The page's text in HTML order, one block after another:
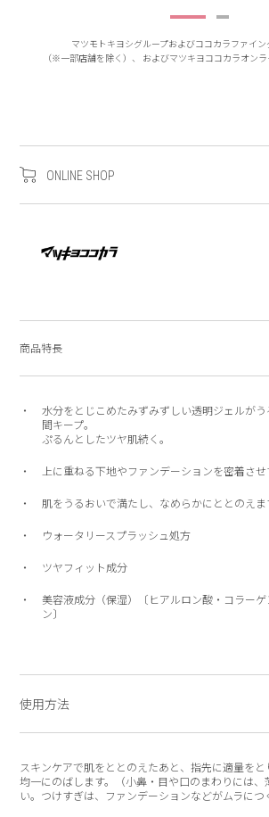
マツモトキヨシグループおよびココカラファイ
（※一部店舗を除く）、
およびマツキヨココカラオンラ
ONLINE SHOP
商品特長
水分をとじこめたみずみずしい透明ジェルが
間キープ。
ぷるんとしたツヤ肌続く。
上に重ねる下地やファンデーションを密着させ
肌をうるおいで満たし、なめらかにととのえま
ウォータリースプラッシュ処方
ツヤフィット成分
美容液成分（保湿）〔ヒアルロン酸・コラーゲ
ン〕
使用方法
スキンケアで肌をととのえたあと、指先に適量をと
均一にのばします。（小鼻・目や口のまわりには、
い。つけすぎは、ファンデーションなどがムラにつ